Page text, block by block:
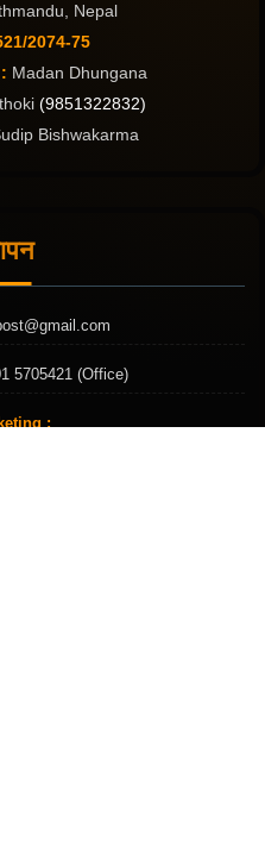
Nepal
2074-75
Madan Dhungana
(9851322832)
Bishwakarma
5705421 (Office)
: